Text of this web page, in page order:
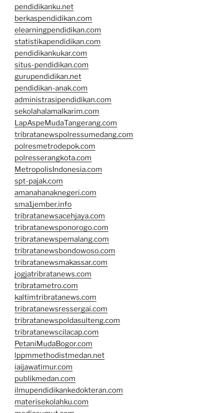
pendidikanku.net
berkaspendidikan.com
elearningpendidikan.com
statistikapendidikan.com
pendidikankukar.com
situs-pendidikan.com
gurupendidikan.net
pendidikan-anak.com
administrasipendidikan.com
sekolahalamalkarim.com
LapAspeMudaTangerang.com
tribratanewspolressumedang.com
polresmetrodepok.com
polresserangkota.com
MetropolisIndonesia.com
spt-pajak.com
amanahanaknegeri.com
sma1jember.info
tribratanewsacehjaya.com
tribratanewsponorogo.com
tribratanewspemalang.com
tribratanewsbondowoso.com
tribratanewsmakassar.com
jogjatribratanews.com
tribratametro.com
kaltimtribratanews.com
tribratanewsressergai.com
tribratanewspoldasulteng.com
tribratanewscilacap.com
PetaniMudaBogor.com
lppmmethodistmedan.net
iaijawatimur.com
publikmedan.com
ilmupendidikankedokteran.com
materisekolahku.com